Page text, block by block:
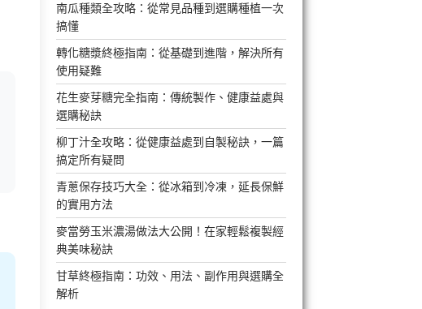
南瓜種類全攻略：從常見品種到選購種植一次
搞懂
轉化糖漿終極指南：從基礎到進階，解決所有
使用疑難
花生麥芽糖完全指南：傳統製作、健康益處與
選購秘訣
柳丁汁全攻略：從健康益處到自製秘訣，一篇
搞定所有疑問
青蔥保存技巧大全：從冰箱到冷凍，延長保鮮
的實用方法
麥當勞玉米濃湯做法大公開！在家輕鬆複製經
典美味秘訣
甘草終極指南：功效、用法、副作用與選購全
解析